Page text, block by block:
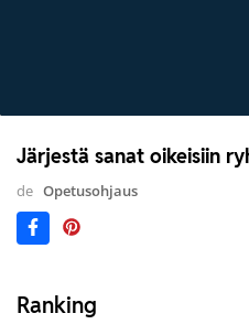
Järjestä sanat oikeisiin
de Opetusohjaus
Ranking